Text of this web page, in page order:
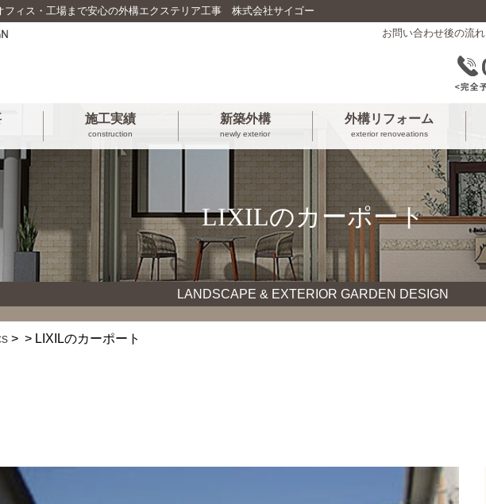
フィス・工場まで安心の外構エクステリア工事 株式会社サイゴー
お問い合わせ後の流れ
施工実績
construction
新築外構
newly exterior
外構リフォーム
exterior renoveations
LIXILのカーポート
LANDSCAPE & EXTERIOR GARDEN DESIGN
> > LIXILのカーポート